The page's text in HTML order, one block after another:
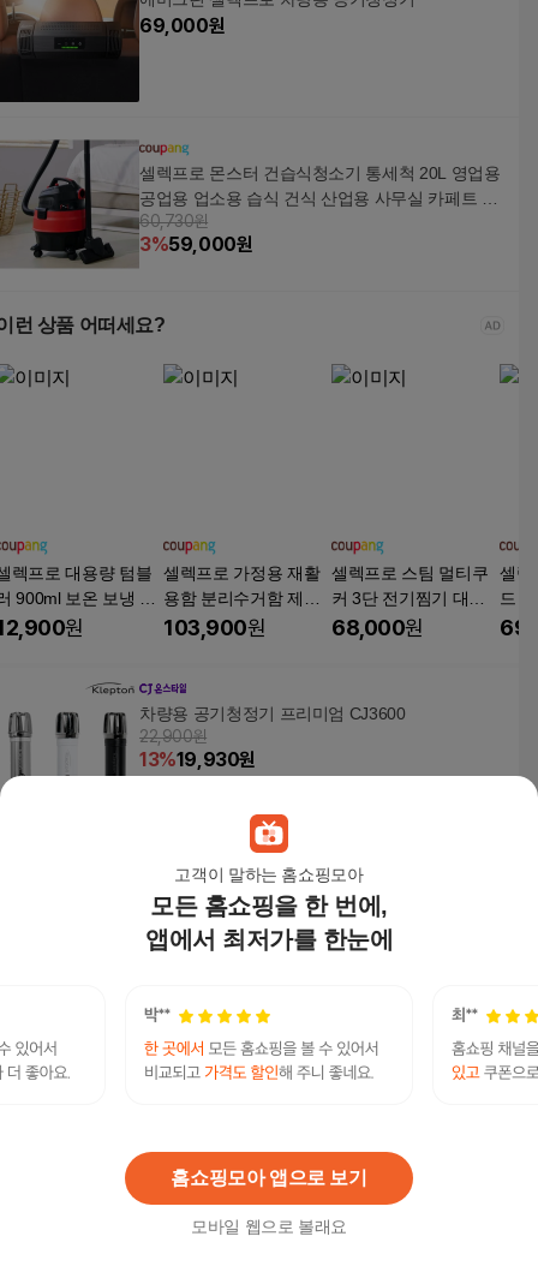
고객이 말하는 홈쇼핑모아
모든 홈쇼핑을 한 번에,
앱에서 최저가를 한눈에
홈쇼핑모아 앱으로 보기
모바일 웹으로 볼래요
69,000원
셀렉프로 몬스터 건습식청소기 통세척 20L 영업용
공업용 업소용 습식 건식 산업용 사무실 카페트 대
형 청소기, 혼합색상, JL-T2010A
60,730원
3%59,000원
런 상품 어떠세요?
렉프로 대용량 텀블
900ml 보온 보냉 가
용 차량용 소형 대형
원
셀렉프로 가정용 재활
용함 분리수거함 제품
대용량 이동식 바퀴형
103,900원
셀렉프로 스팀 멀티쿠
커 3단 전기찜기 대용
량 다이어트 만두 호빵
68,000원
셀렉
드
차량용 공기청정기 프리미엄 CJ3600
22,900원
13%19,930원
클린아트플러스_오트리 타원 플레이팅 도마_K108
29
27,200원
렉프로 연관검색어
셀렉프로셀렉프로 셀렉프로1+1
셀렉프로1+1+1